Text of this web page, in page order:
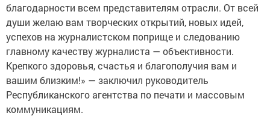
благодарности всем представителям отрасли. От всей
души желаю вам творческих открытий, новых идей,
успехов на журналистском поприще и следованию
главному качеству журналиста — объективности.
Крепкого здоровья, счастья и благополучия вам и
вашим близким!» — заключил руководитель
Республиканского агентства по печати и массовым
коммуникациям.